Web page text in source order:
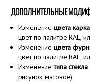
ДОПОЛНИТЕЛЬНЫЕ
Изменение цвета
цвет по палитре RAL,
Изменение цвета
цвет по палитре RAL,
Изменениетипа стекла
рисунок, матовое).